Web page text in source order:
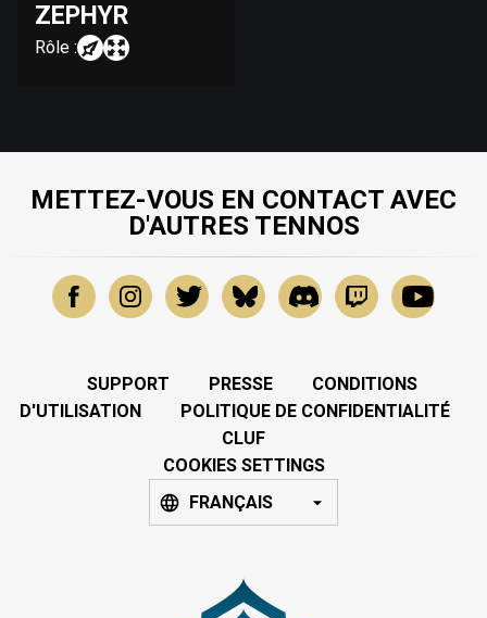
ZEPHYR
Rôle :
METTEZ-VOUS EN CONTACT AVEC
D'AUTRES TENNOS
SUPPORT PRESSE
CONDITIONS
D'UTILISATION
POLITIQUE DE CONFIDENTIALITÉ
CLUF
COOKIES SETTINGS
FRANÇAIS